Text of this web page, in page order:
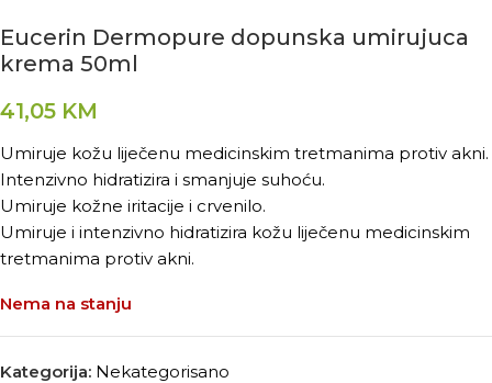
Eucerin Dermopure dopunska umirujuca
krema 50ml
41,05 KM
Umiruje kožu liječenu medicinskim tretmanima protiv akni.
Intenzivno hidratizira i smanjuje suhoću.
Umiruje kožne iritacije i crvenilo.
Umiruje i intenzivno hidratizira kožu liječenu medicinskim
tretmanima protiv akni.
Nema na stanju
Kategorija: Nekategorisano